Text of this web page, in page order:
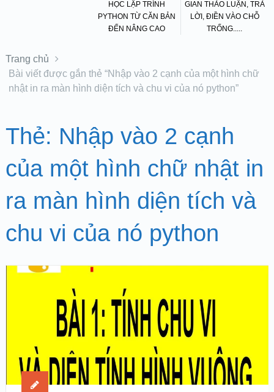
HỌC LẬP TRÌNH
PYTHON TỪ CĂN BẢN
ĐẾN NÂNG CAO
GIAN THẢO LUẬN, TRẢ
LỜI, ĐIỀN VÀO CHỖ
TRỐNG.....
Trang chủ
Bài viết được gắn thẻ “Nhập vào 2 cạnh của một hình chữ
nhật in ra màn hình diện tích và chu vi của nó python”
Thẻ: Nhập vào 2 cạnh
của một hình chữ nhật in
ra màn hình diện tích và
chu vi của nó python